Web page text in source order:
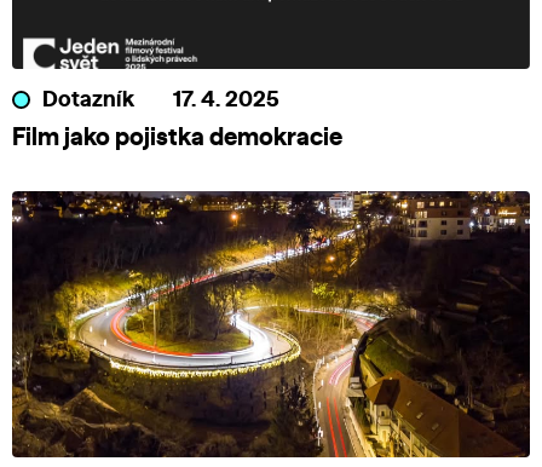
Dotazník 17. 4. 2025
Film jako pojistka demokracie